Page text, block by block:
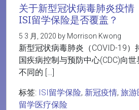
关于新型冠状病毒肺炎疫
ISI留学保险是否覆盖？
5 3 月, 2020 by Morrison Kwong
新型冠状病毒肺炎（COVID-19）
国疾病控制与预防中心(CDC)向
不同的 […]
标签: ISI留学保险, 新冠疫情, 旅游
留学医疗保险